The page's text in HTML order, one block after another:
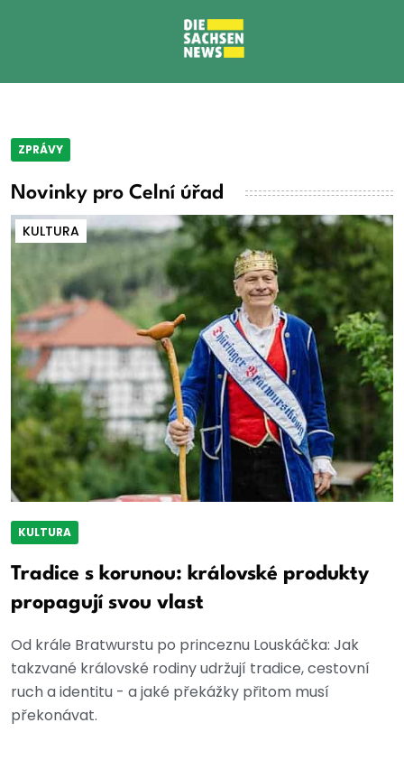
ZPRÁVY
Novinky pro Celní úřad
KULTURA
KULTURA
Tradice s korunou: královské produkty
propagují svou vlast
Od krále Bratwurstu po princeznu Louskáčka: Jak
takzvané královské rodiny udržují tradice, cestovní
ruch a identitu - a jaké překážky přitom musí
překonávat.